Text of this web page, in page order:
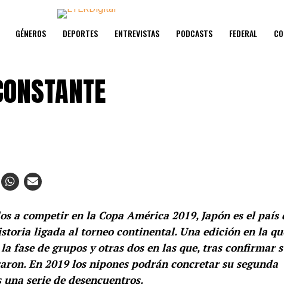
GÉNEROS DEPORTES ENTREVISTAS PODCASTS FEDERAL
a competir en la Copa América 2019, Japón es el país
ligada al torneo continental. Una edición en la
fase de grupos y otras dos en las que, tras confirmar
En 2019 los nipones podrán concretar su segunda
serie de desencuentros.